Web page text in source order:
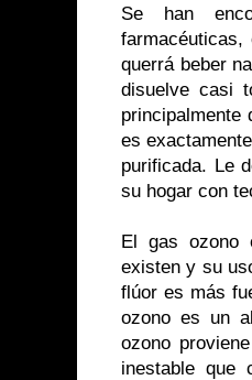
Se han
querrá beber
disuelve casi
es
purificada. Le
su hogar con
El gas ozono
existen y su
flúor es más
ozono es un
ozono
inestable que